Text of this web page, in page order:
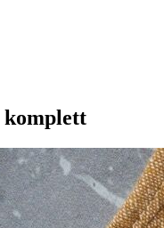
komplett